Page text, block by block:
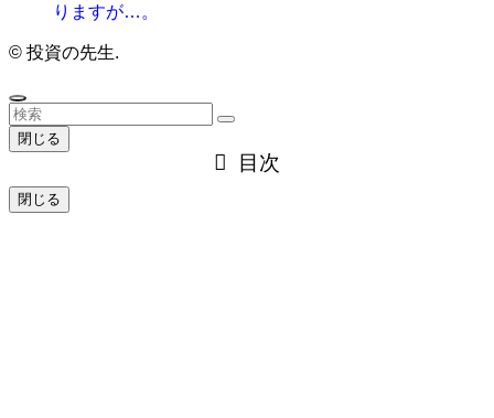
りますが…。
© 投資の先生.
閉じる
目次
閉じる